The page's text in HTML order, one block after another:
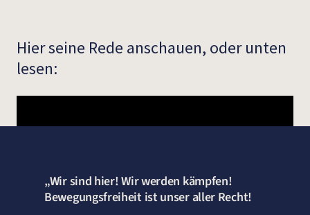
Hier seine Rede anschauen, oder unten
lesen:
„Wir sind hier! Wir werden kämpfen!
Bewegungsfreiheit ist unser aller Recht!